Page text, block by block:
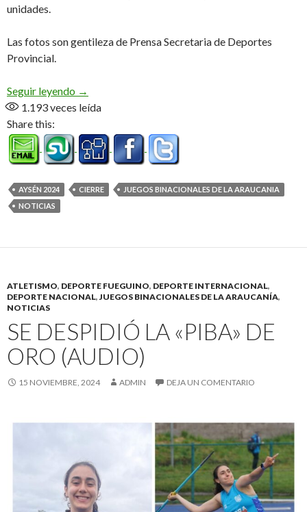
unidades.
Las fotos son gentileza de Prensa Secretaria de Deportes
Provincial.
Seguir leyendo Río Negro lo hizo otra vez
→
1.193veces leída
Share this:
AYSÉN 2024 CIERRE
JUEGOS BINACIONALES DE LA ARAUCANIA
NOTICIAS
ATLETISMO, DEPORTE FUEGUINO, DEPORTE INTERNACIONAL,
DEPORTE NACIONAL,JUEGOS BINACIONALES DE LA ARAUCANÍA,
NOTICIAS
SE DESPIDIÓ LA «PIBA» DE
ORO (AUDIO)
15 NOVIEMBRE, 2024 ADMIN DEJA UN COMENTARIO